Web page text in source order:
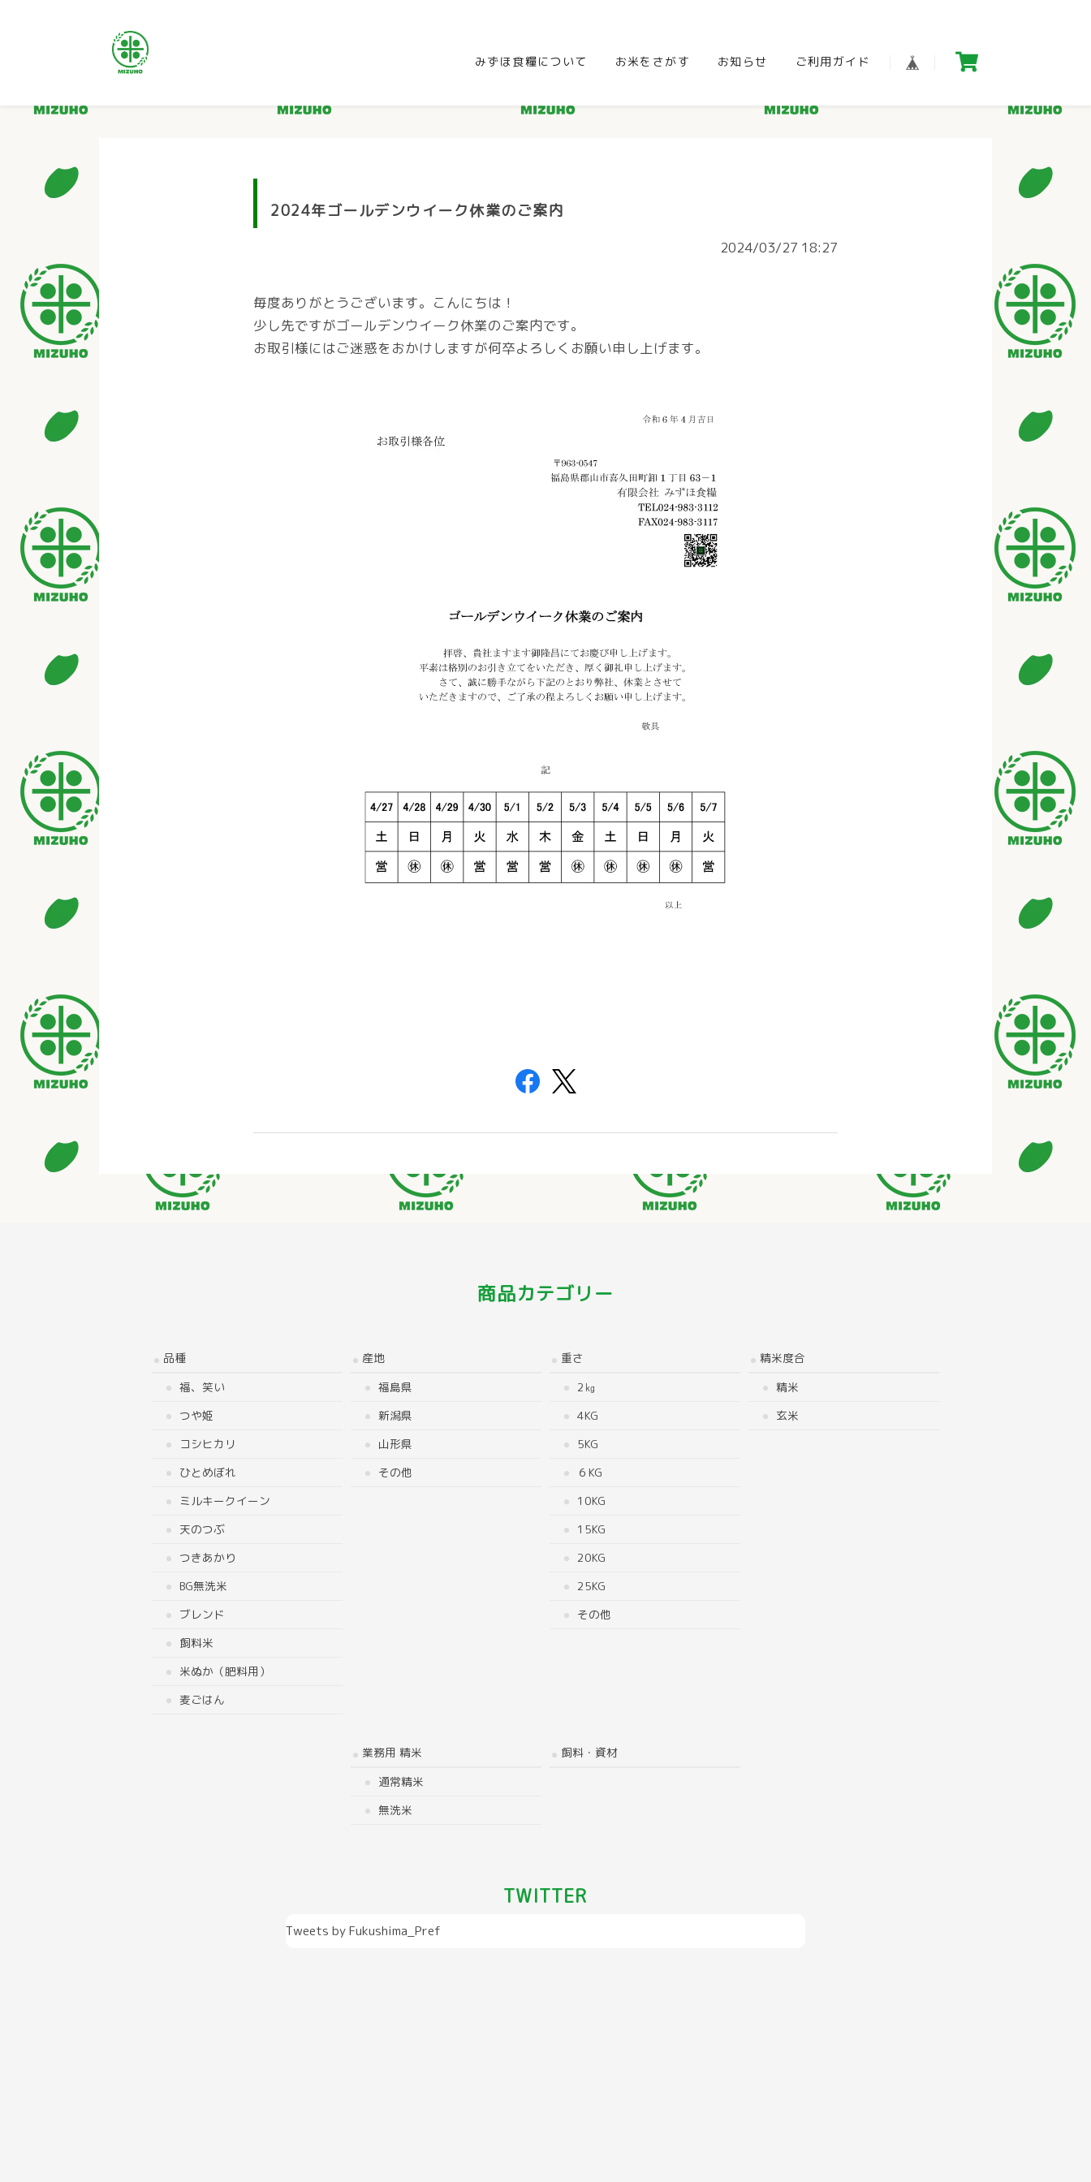
みずほ食糧について お米をさがす お知らせ ご利用ガイド
2024年ゴールデンウイーク休業のご案内
2024/03/27 18:27
毎度ありがとうございます。こんにちは！
少し先ですがゴールデンウイーク休業のご案内です。
お取引様にはご迷惑をおかけしますが何卒よろしくお願い申し上げます。
商品カテゴリー
品種
福、笑い
つや姫
コシヒカリ
ひとめぼれ
ミルキークイーン
天のつぶ
つきあかり
BG無洗米
ブレンド
飼料米
米ぬか（肥料用）
麦ごはん
産地
福島県
新潟県
山形県
その他
重さ
2㎏
4KG
5KG
６KG
10KG
15KG
20KG
25KG
その他
精米度合
精米
玄米
業務用 精米
通常精米
無洗米
飼料・資材
TWITTER
Tweets by Fukushima_Pref